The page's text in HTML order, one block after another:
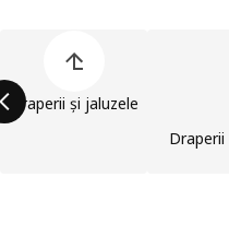
Draperii și jaluzele
Draperii